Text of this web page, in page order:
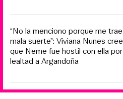
“No la menciono porque me trae
mala suerte”: Viviana Nunes cree
que Neme fue hostil con ella por
lealtad a Argandoña